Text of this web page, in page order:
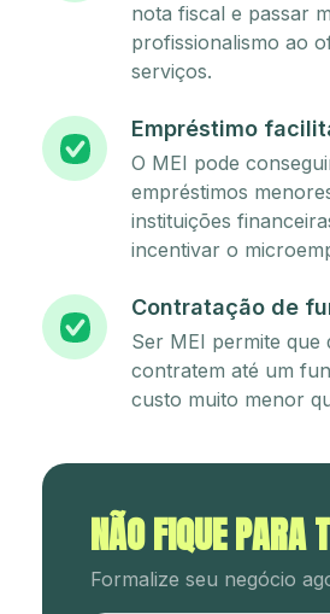
nota fiscal e passar
profissionalismo ao
serviços.
Empréstimo
O MEI pode
empréstimos
instituições
incentivar o
Contratação de
Ser MEI permite que
contratem até um
custo muito menor
NÃO FIQUE PARA
Formalize seu negócio